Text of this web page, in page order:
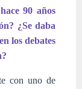
90 años
¿Se daba
los debates
con uno de